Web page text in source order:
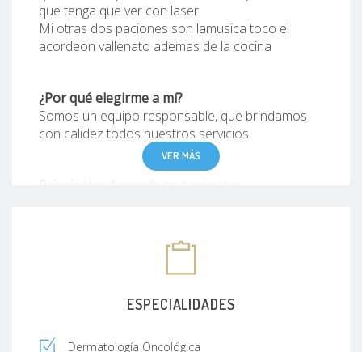
que tenga que ver con laser
Mi otras dos paciones son lamusica toco el
acordeon vallenato ademas de la cocina
¿Por qué elegirme a mí?
Somos un equipo responsable, que brindamos
con calidez todos nuestros servicios.
Dermatologia oncologica
Dermatologia quirurgica
VER MÁS
ESPECIALIDADES
Dermatología Oncológica